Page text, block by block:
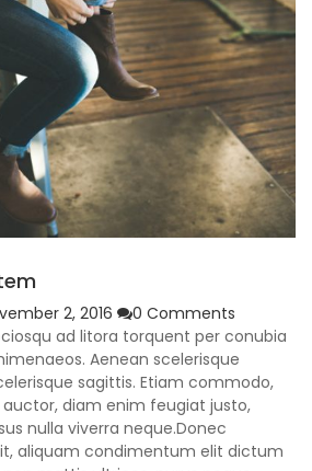
2, 2016
0 Comments
ad litora torquent per conubia
Aenean scelerisque
sagittis. Etiam commodo,
diam enim feugiat justo,
nulla viverra neque.Donec
aliquam condimentum elit dictum